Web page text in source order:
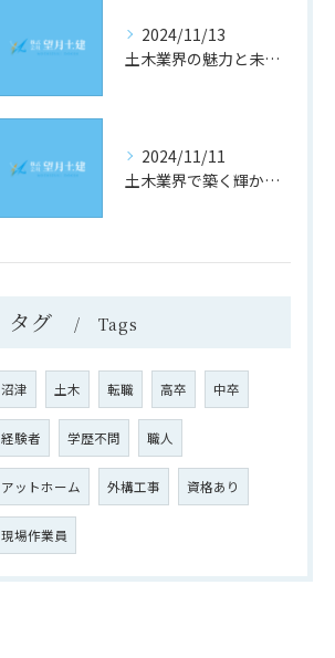
2024/11/13
土木業界の魅力と未来への道
2024/11/11
土木業界で築く輝かしい未来
タグ Tags
沼津 土木 転職 高卒 中卒
経験者 学歴不問 職人
アットホーム 外構工事 資格あり
現場作業員